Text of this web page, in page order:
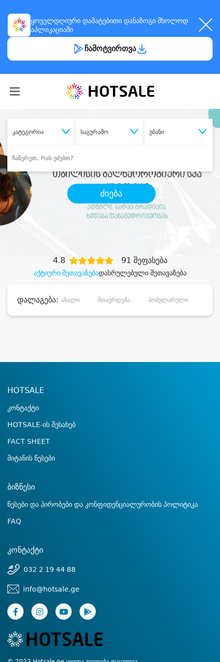
ყოველდღიური დამატებითი დანაზოგი მხოლოდ
აპლიკაციაში
ჩამოტვირთვა
კატეგორია საგურამო უბანი
ძიება
სასურველი მომსახურება
აქტიური შეთავაზებადასრულებული შეთავაზება
4.8 91 შეფასება
დალაგება: ახალი მთავრდება პოპულარული
HOTSALE
კონტაქტი
HOTSALE-ის შესახებ
FACT SHEET
მიტანის წესები
ბიზნესი
წესები და პირობები და კონფიდენციალურობის პოლიტიკა
FAQ
კონტაქტი
032 2 19 44 88
info@hotsale.ge